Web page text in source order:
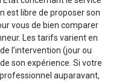
est libre de proposer son
vous de bien comparer
Les tarifs varient en
l’intervention (jour ou
son expérience. Si votre
auparavant,